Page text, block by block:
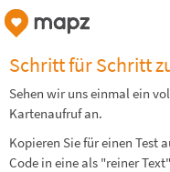
Schritt für Schritt
Sehen wir uns einmal ein
Kartenaufruf an.
Kopieren Sie für einen Test
Code in eine als "reiner